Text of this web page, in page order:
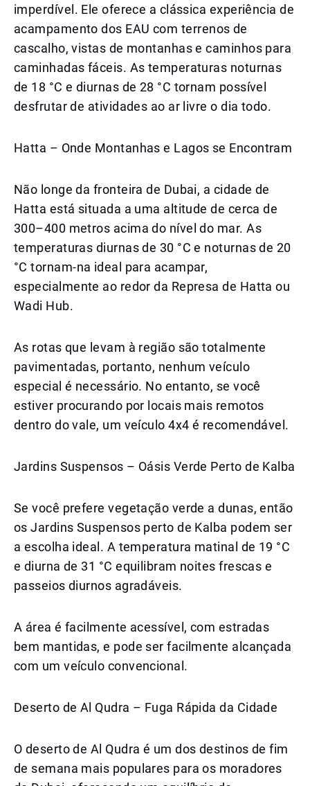
imperdível. Ele oferece a clássica experiência de
acampamento dos EAU com terrenos de
cascalho, vistas de montanhas e caminhos para
caminhadas fáceis. As temperaturas noturnas
de 18 °C e diurnas de 28 °C tornam possível
desfrutar de atividades ao ar livre o dia todo.
Hatta – Onde Montanhas e Lagos se Encontram
Não longe da fronteira de Dubai, a cidade de
Hatta está situada a uma altitude de cerca de
300–400 metros acima do nível do mar. As
temperaturas diurnas de 30 °C e noturnas de 20
°C tornam-na ideal para acampar,
especialmente ao redor da Represa de Hatta ou
Wadi Hub.
As rotas que levam à região são totalmente
pavimentadas, portanto, nenhum veículo
especial é necessário. No entanto, se você
estiver procurando por locais mais remotos
dentro do vale, um veículo 4x4 é recomendável.
Jardins Suspensos – Oásis Verde Perto de Kalba
Se você prefere vegetação verde a dunas, então
os Jardins Suspensos perto de Kalba podem ser
a escolha ideal. A temperatura matinal de 19 °C
e diurna de 31 °C equilibram noites frescas e
passeios diurnos agradáveis.
A área é facilmente acessível, com estradas
bem mantidas, e pode ser facilmente alcançada
com um veículo convencional.
Deserto de Al Qudra – Fuga Rápida da Cidade
O deserto de Al Qudra é um dos destinos de fim
de semana mais populares para os moradores